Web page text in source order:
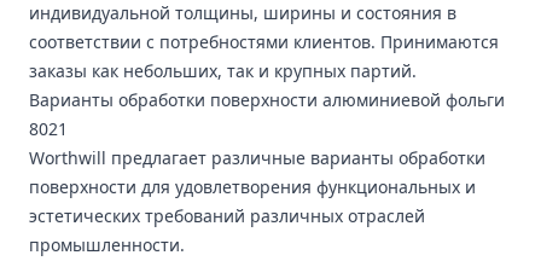
индивидуальной толщины, ширины и состояния в
соответствии с потребностями клиентов. Принимаются
заказы как небольших, так и крупных партий.
Варианты обработки поверхности алюминиевой фольги
8021
Worthwill предлагает различные варианты обработки
поверхности для удовлетворения функциональных и
эстетических требований различных отраслей
промышленности.